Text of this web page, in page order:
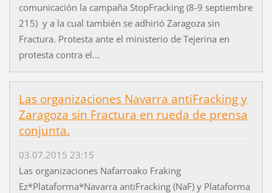
comunicación la campaña StopFracking (8-9 septiembre
215) y a la cual también se adhirió Zaragoza sin
Fractura. Protesta ante el ministerio de Tejerina en
protesta contra el...
Las organizaciones Navarra antiFracking y
Zaragoza sin Fractura en rueda de prensa
conjunta.
03.07.2015 23:15
Las organizaciones Nafarroako Fraking
Ez*Plataforma*Navarra antiFracking (NaF) y Plataforma